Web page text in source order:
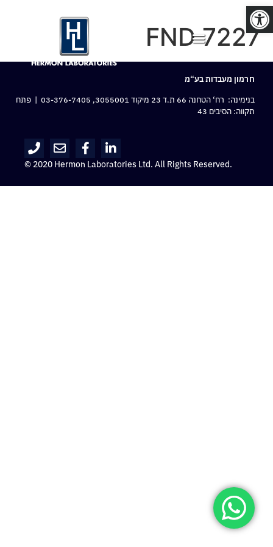
פתח סרגל נגישות
FND 7227
חרמון מעבדות בע“מ
בנימינה: רח‘ הטחנה 66 ת.ד 23 מיקוד 3055001,
03-376-7405 | פתח
תקווה: הסיבים 43
© 2020 Hermon Laboratories Ltd. All Rights Reserved.